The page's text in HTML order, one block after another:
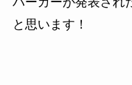
と思います！